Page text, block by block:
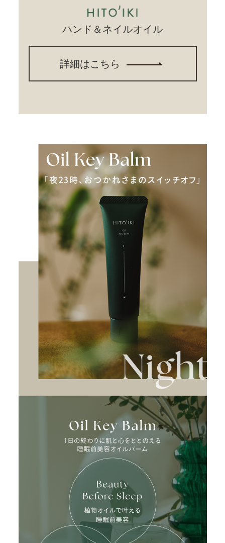
ハンド＆ネイルオイル
詳細はこちら